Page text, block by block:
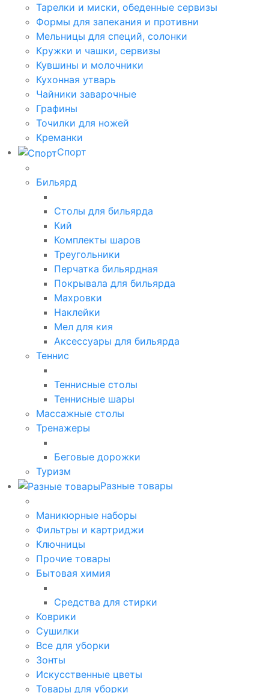
Тарелки и миски, обеденные сервизы
Формы для запекания и противни
Мельницы для специй, солонки
Кружки и чашки, сервизы
Кувшины и молочники
Кухонная утварь
Чайники заварочные
Графины
Точилки для ножей
Креманки
Спорт
Бильярд
Столы для бильярда
Кий
Комплекты шаров
Треугольники
Перчатка бильярдная
Покрывала для бильярда
Махровки
Наклейки
Мел для кия
Аксессуары для бильярда
Теннис
Теннисные столы
Теннисные шары
Массажные столы
Тренажеры
Беговые дорожки
Туризм
Разные товары
Маникюрные наборы
Фильтры и картриджи
Ключницы
Прочие товары
Бытовая химия
Средства для стирки
Коврики
Сушилки
Все для уборки
Зонты
Искусственные цветы
Товары для уборки